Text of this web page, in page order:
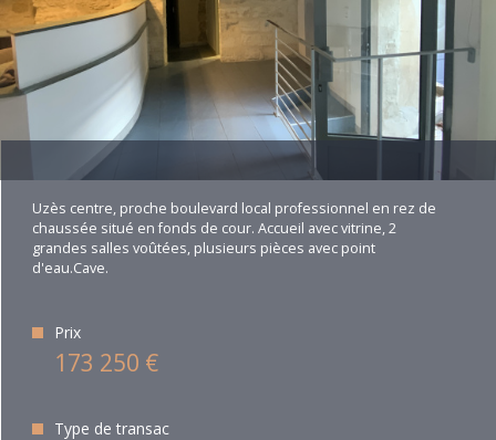
Plus de
détails
énergétique
Uzès centre, proche boulevard local professionnel en rez de
chaussée situé en fonds de cour. Accueil avec vitrine, 2
grandes salles voûtées, plusieurs pièces avec point
d'eau.Cave.
Prix
173 250 €
Type de transac